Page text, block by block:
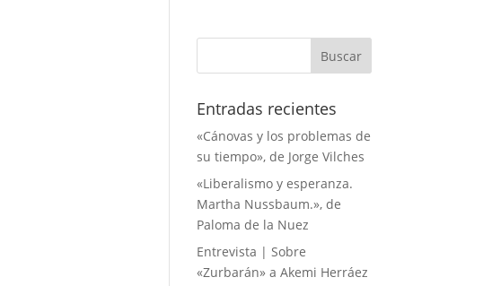
Entradas recientes
«Cánovas y los problemas de
su tiempo», de Jorge Vilches
«Liberalismo y esperanza.
Martha Nussbaum.», de
Paloma de la Nuez
Entrevista | Sobre
«Zurbarán» a Akemi Herráez